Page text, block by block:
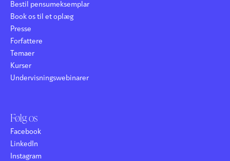
Bestil pensumeksemplar
Book os til et oplæg
Presse
Forfattere
Temaer
Kurser
Undervisningswebinarer
Følg os
Facebook
LinkedIn
Instagram